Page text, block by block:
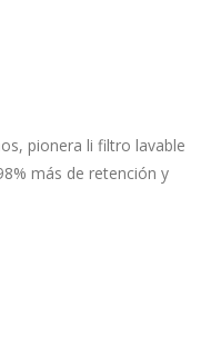
pionera li filtro lavable
más de retención y